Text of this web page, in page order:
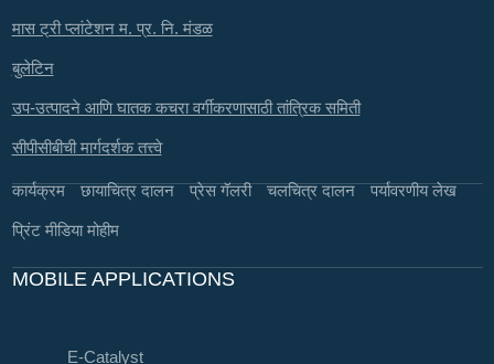
मास ट्री प्लांटेशन म. प्र. नि. मंडळ
बुलेटिन
उप-उत्पादने आणि घातक कचरा वर्गीकरणासाठी तांत्रिक समिती
सीपीसीबीची मार्गदर्शक तत्त्वे
कार्यक्रम छायाचित्र दालन प्रेस गॅलरी चलचित्र दालन पर्यावरणीय लेख
प्रिंट मीडिया मोहीम
MOBILE APPLICATIONS
E-Catalyst